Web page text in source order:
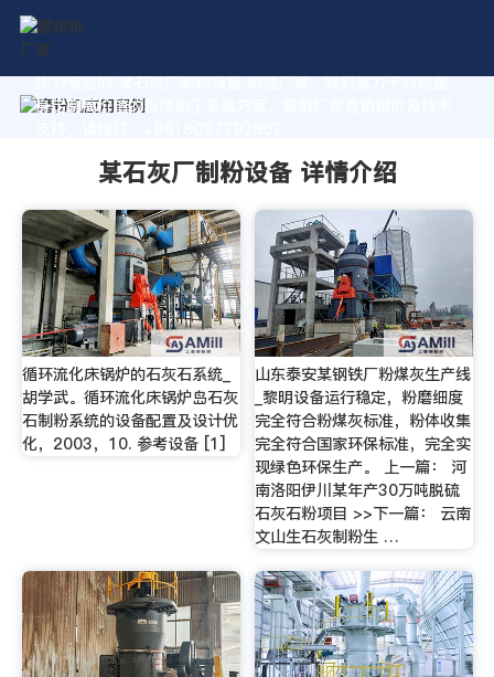
作为专业的 某石灰厂制粉设备 制造厂家，我们致力于为您量
身定制高价值的粉体加工系统方案。获取厂家直销报价及技术
某石灰厂制粉设备 详情介绍
循环流化床锅炉的石灰石系统_
胡学武。循环流化床锅炉岛石灰
石制粉系统的设备配置及设计优
化，2003，10. 参考设备 [1]
山东泰安某钢铁厂粉煤灰生产线
_黎明设备运行稳定，粉磨细度
完全符合粉煤灰标准，粉体收集
完全符合国家环保标准，完全实
现绿色环保生产。 上一篇： 河
南洛阳伊川某年产30万吨脱硫
石灰石粉项目 >>下一篇： 云南
文山生石灰制粉生 …